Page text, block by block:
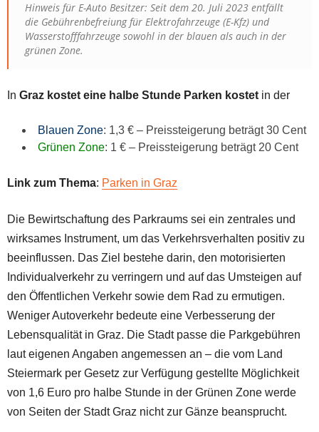
Hinweis für E-Auto Besitzer: Seit dem 20. Juli 2023 entfällt
die Gebührenbefreiung für Elektrofahrzeuge (E-Kfz) und
Wasserstofffahrzeuge sowohl in der blauen als auch in der
grünen Zone.
In Graz kostet eine halbe Stunde Parken kostet in der
Blauen Zone: 1,3 € – Preissteigerung beträgt 30 Cent
Grünen Zone: 1 € – Preissteigerung beträgt 20 Cent
Link zum Thema: Parken in Graz
Die Bewirtschaftung des Parkraums sei ein zentrales und
wirksames Instrument, um das Verkehrsverhalten positiv zu
beeinflussen. Das Ziel bestehe darin, den motorisierten
Individualverkehr zu verringern und auf das Umsteigen auf
den Öffentlichen Verkehr sowie dem Rad zu ermutigen.
Weniger Autoverkehr bedeute eine Verbesserung der
Lebensqualität in Graz. Die Stadt passe die Parkgebühren
laut eigenen Angaben angemessen an – die vom Land
Steiermark per Gesetz zur Verfügung gestellte Möglichkeit
von 1,6 Euro pro halbe Stunde in der Grünen Zone werde
von Seiten der Stadt Graz nicht zur Gänze beansprucht.